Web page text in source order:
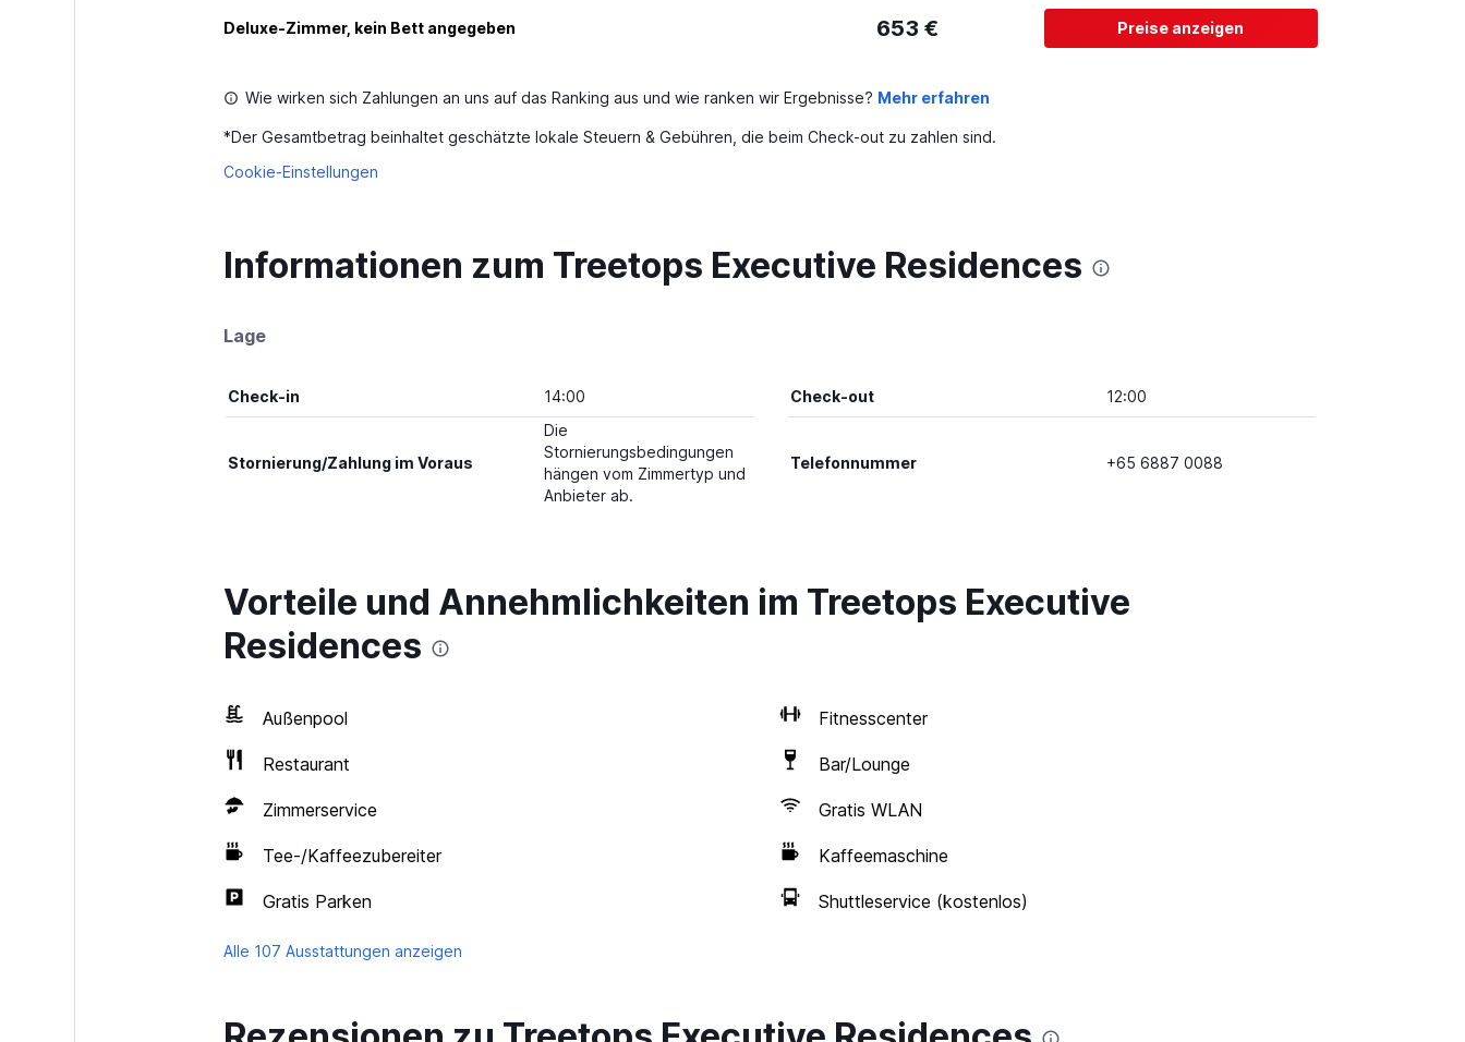
Deluxe-Zimmer, kein Bett angegeben 653 € Preise anzeigen
Wie wirken sich Zahlungen an uns auf das Ranking aus und wie ranken wir Ergebnisse? Mehr erfahren
*Der Gesamtbetrag beinhaltet geschätzte lokale Steuern & Gebühren, die beim Check-out zu zahlen sind.
Cookie-Einstellungen
Informationen zum Treetops Executive Residences
Lage
Check-in 14:00 Check-out 12:00
Stornierung/Zahlung im Voraus
Die
Stornierungsbedingungen
hängen vom Zimmertyp und
Anbieter ab.
Telefonnummer +65 6887 0088
Vorteile und Annehmlichkeiten im Treetops Executive
Residences
Außenpool Fitnesscenter
Restaurant Bar/Lounge
Zimmerservice Gratis WLAN
Tee-/Kaffeezubereiter Kaffeemaschine
Gratis Parken Shuttleservice (kostenlos)
Alle 107 Ausstattungen anzeigen